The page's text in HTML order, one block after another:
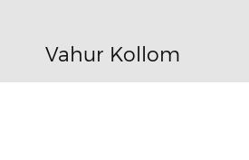
Vahur Kollom